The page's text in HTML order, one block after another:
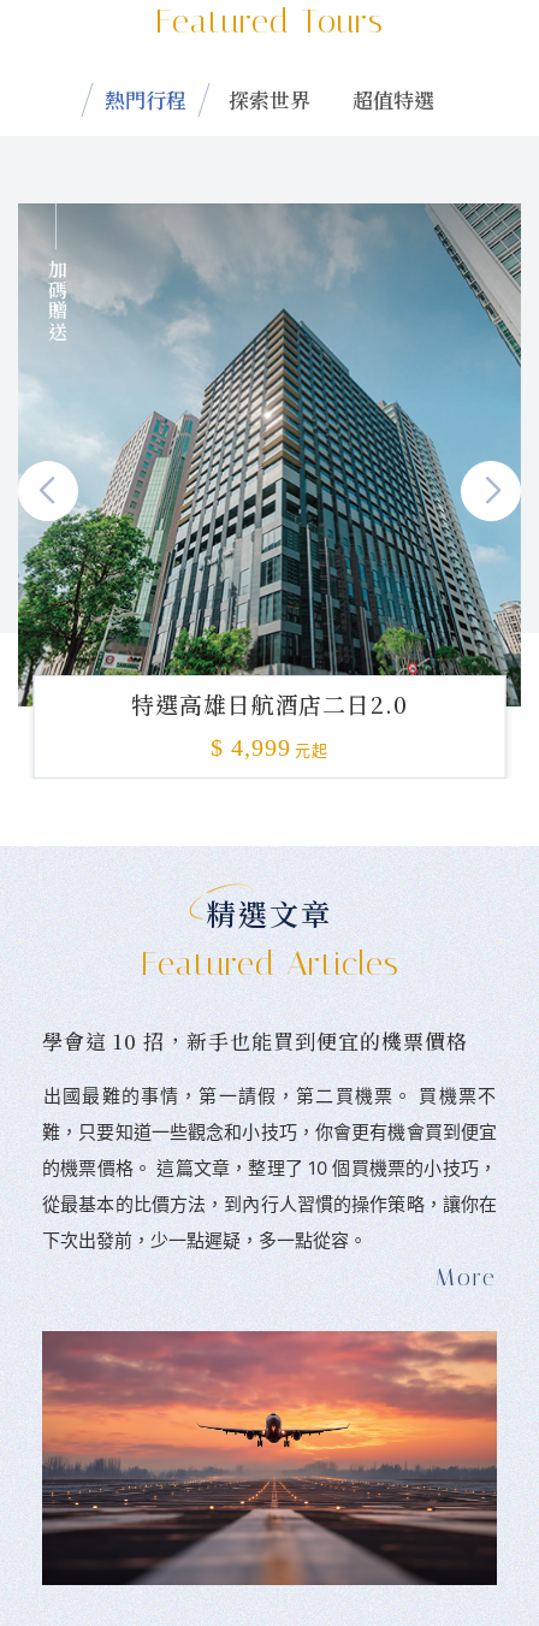
Featured Tours
熱門行程 探索世界 超值特選
加碼贈送
特選高雄日航酒店二日2.0
$ 4,999 元起
精選文章
Featured Articles
學會這 10 招，新手也能買到便宜的機票價格
󠀠出國最難的事情，第一請假，第二買機票。 󠀠買機票不
難，只要知道一些觀念和小技巧，你會更有機會買到便宜
的機票價格。 這篇文章，整理了 10 個買機票的小技巧，
從最基本的比價方法，到內行人習慣的操作策略，讓你在
下次出發前，少一點遲疑，多一點從容。